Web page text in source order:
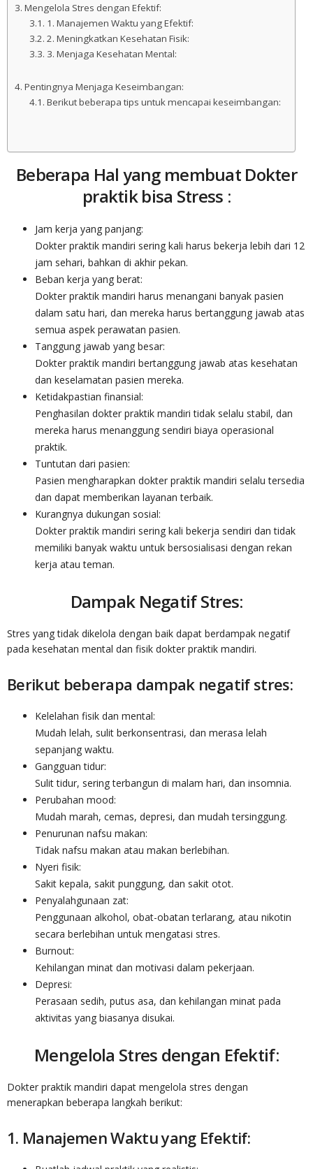
Mengelola Stres dengan Efektif:
1. Manajemen Waktu yang Efektif:
2. Meningkatkan Kesehatan Fisik:
3. Menjaga Kesehatan Mental:
Pentingnya Menjaga Keseimbangan:
Berikut beberapa tips untuk mencapai keseimbangan:
Beberapa Hal yang membuat Dokter
praktik bisa Stress :
Jam kerja yang panjang:
Dokter praktik mandiri sering kali harus bekerja lebih dari 12
jam sehari, bahkan di akhir pekan.
Beban kerja yang berat:
Dokter praktik mandiri harus menangani banyak pasien
dalam satu hari, dan mereka harus bertanggung jawab atas
semua aspek perawatan pasien.
Tanggung jawab yang besar:
Dokter praktik mandiri bertanggung jawab atas kesehatan
dan keselamatan pasien mereka.
Ketidakpastian finansial:
Penghasilan dokter praktik mandiri tidak selalu stabil, dan
mereka harus menanggung sendiri biaya operasional
praktik.
Tuntutan dari pasien:
Pasien mengharapkan dokter praktik mandiri selalu tersedia
dan dapat memberikan layanan terbaik.
Kurangnya dukungan sosial:
Dokter praktik mandiri sering kali bekerja sendiri dan tidak
memiliki banyak waktu untuk bersosialisasi dengan rekan
kerja atau teman.
Dampak Negatif Stres:
Stres yang tidak dikelola dengan baik dapat berdampak negatif
pada kesehatan mental dan fisik dokter praktik mandiri.
Berikut beberapa dampak negatif stres:
Kelelahan fisik dan mental:
Mudah lelah, sulit berkonsentrasi, dan merasa lelah
sepanjang waktu.
Gangguan tidur:
Sulit tidur, sering terbangun di malam hari, dan insomnia.
Perubahan mood:
Mudah marah, cemas, depresi, dan mudah tersinggung.
Penurunan nafsu makan:
Tidak nafsu makan atau makan berlebihan.
Nyeri fisik:
Sakit kepala, sakit punggung, dan sakit otot.
Penyalahgunaan zat:
Penggunaan alkohol, obat-obatan terlarang, atau nikotin
secara berlebihan untuk mengatasi stres.
Burnout:
Kehilangan minat dan motivasi dalam pekerjaan.
Depresi:
Perasaan sedih, putus asa, dan kehilangan minat pada
aktivitas yang biasanya disukai.
Mengelola Stres dengan Efektif:
Dokter praktik mandiri dapat mengelola stres dengan
menerapkan beberapa langkah berikut:
1. Manajemen Waktu yang Efektif: